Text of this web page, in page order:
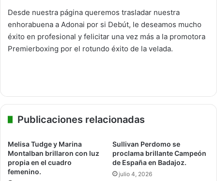
Desde nuestra página queremos trasladar nuestra
enhorabuena a Adonai por si Debút, le deseamos mucho
éxito en profesional y felicitar una vez más a la promotora
Premierboxing por el rotundo éxito de la velada.
Publicaciones relacionadas
Melisa Tudge y Marina
Montalban brillaron con luz
propia en el cuadro
femenino.
Sullivan Perdomo se
proclama brillante Campeón
de España en Badajoz.
julio 4, 2026